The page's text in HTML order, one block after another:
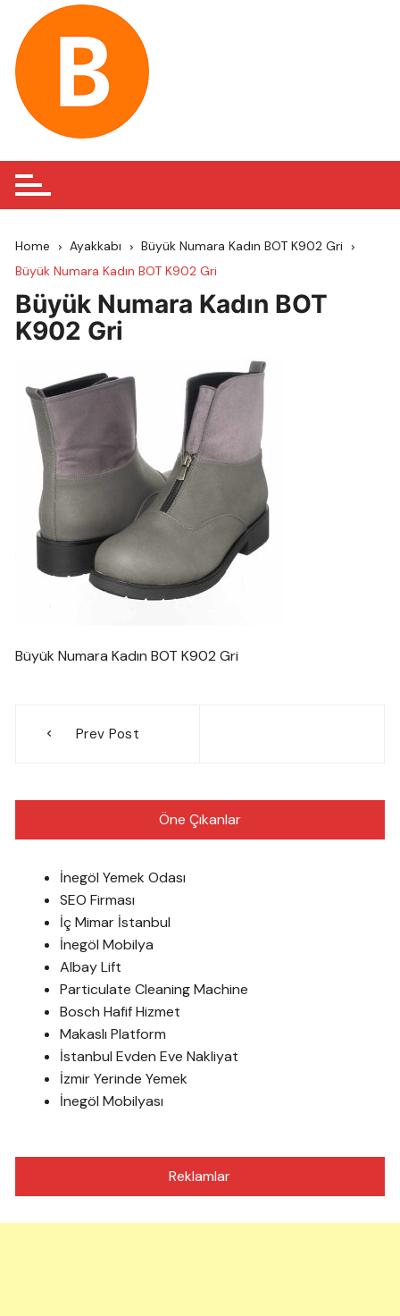
content
Home Ayakkabı
Büyük Numara Kadın BOT K902 Gri
Büyük Numara Kadın BOT K902 Gri
Büyük Numara Kadın BOT
K902 Gri
Büyük Numara Kadın BOT K902 Gri
gezinmesi
Prev Post
Öne Çıkanlar
İnegöl Yemek Odası
SEO Firması
İç Mimar İstanbul
İnegöl Mobilya
Albay Lift
Particulate Cleaning Machine
Bosch Hafif Hizmet
Makaslı Platform
İstanbul Evden Eve Nakliyat
İzmir Yerinde Yemek
İnegöl Mobilyası
Reklamlar